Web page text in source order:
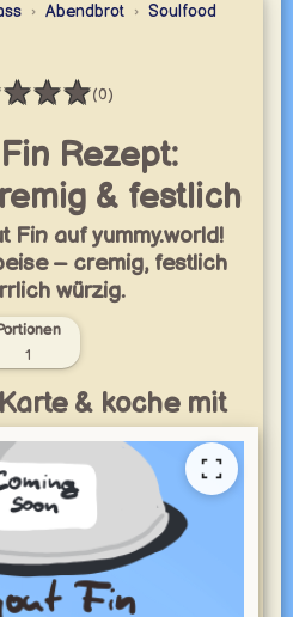
Abendbrot
Soulfood
★★★0 / 5
(0)
Rezept:
& festlich
Fin auf yummy.world!
– cremig, festlich
würzig.
1
& koche mit